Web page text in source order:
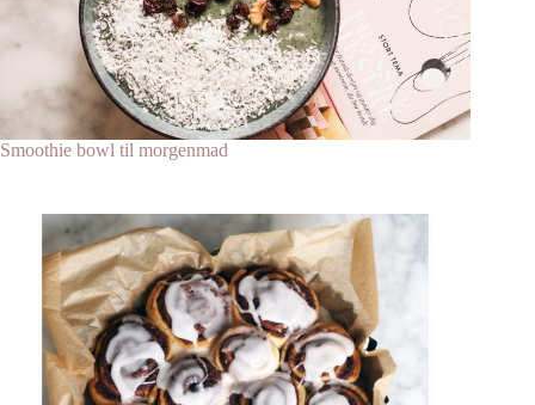
Smoothie bowl til morgenmad